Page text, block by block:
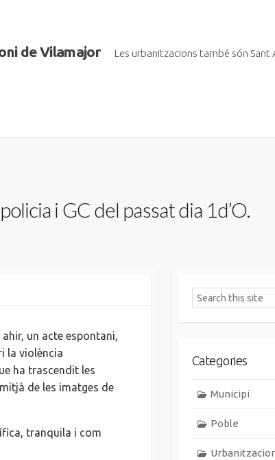
de Vilamajor Les urbanitzacions també són Sant
i GC del passat dia 1d’O.
un acte espontani,
la violència
ha trascendit les
de les imatges de
tranquila i com
Search
Categories
Municipi
Poble